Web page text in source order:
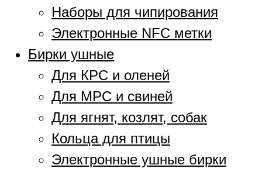
Наборы для чипирования
Электронные NFC метки
Бирки ушные
Для КРС и оленей
Для МРС и свиней
Для ягнят, козлят, собак
Кольца для птицы
Электронные ушные бирки